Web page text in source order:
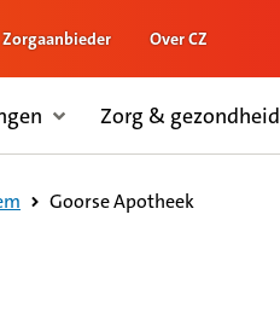
Zorgaanbieder Over CZ
Zorg & gezondheid
Goorse Apotheek